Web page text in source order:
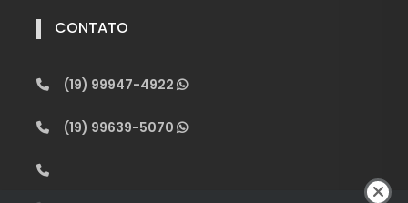
CONTATO
(19) 99947-4922
(19) 99639-5070